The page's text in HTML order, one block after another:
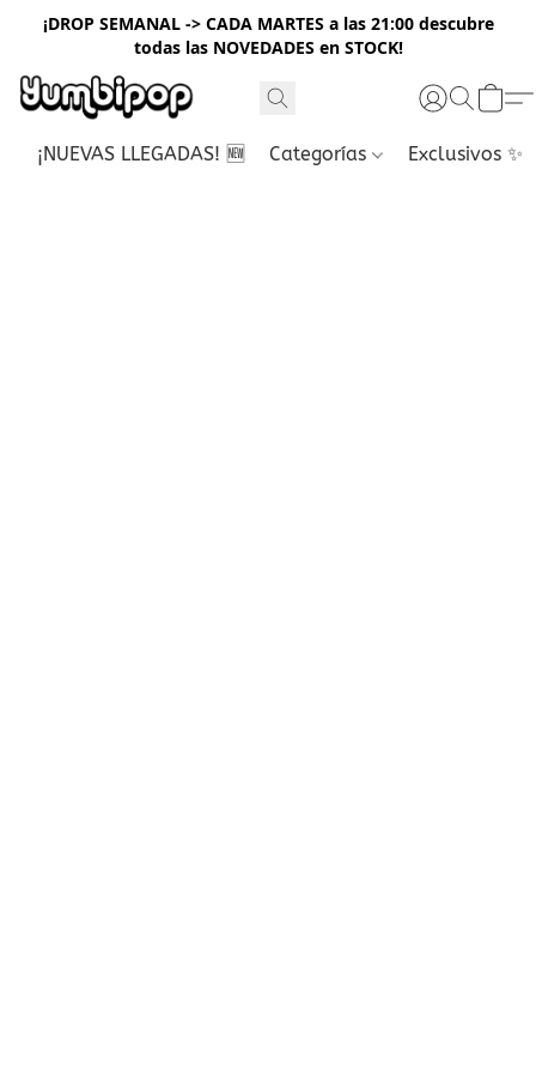
¡DROP SEMANAL -> CADA MARTES a las 21:00 descubre
todas las NOVEDADES en STOCK!
¡NUEVAS LLEGADAS! 🆕 Categorías Exclusivos ✨